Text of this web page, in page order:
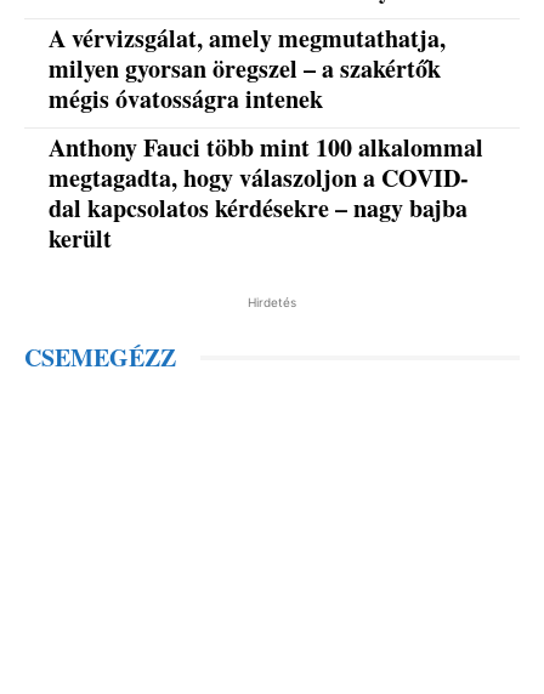
A vérvizsgálat, amely megmutathatja,
milyen gyorsan öregszel – a szakértők
mégis óvatosságra intenek
Anthony Fauci több mint 100 alkalommal
megtagadta, hogy válaszoljon a COVID-
dal kapcsolatos kérdésekre – nagy bajba
került
Hirdetés
CSEMEGÉZZ